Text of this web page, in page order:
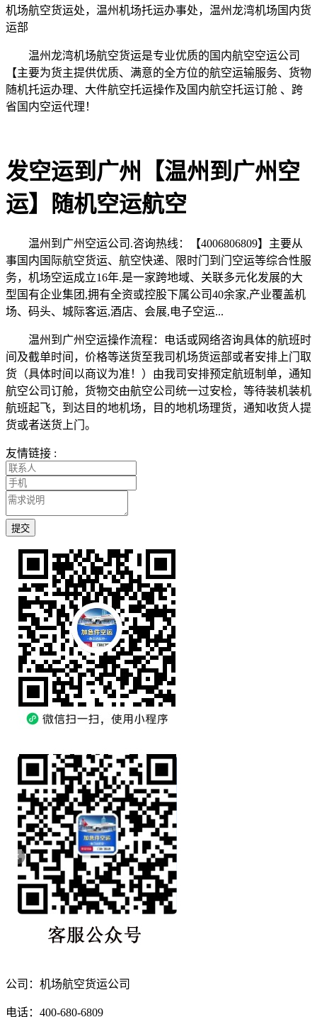
机场航空货运处，温州机场托运办事处，温州龙湾机场国内货
运部
温州龙湾机场航空货运是专业优质的国内航空空运公司
【主要为货主提供优质、满意的全方位的航空运输服务、货物
随机托运办理、大件航空托运操作及国内航空托运订舱 、跨
省国内空运代理！
发空运到广州【温州到广州空
运】随机空运航空
温州到广州空运公司.咨询热线：【4006806809】主要从
事国内国际航空货运、航空快递、限时门到门空运等综合性服
务，机场空运成立16年.是一家跨地域、关联多元化发展的大
型国有企业集团,拥有全资或控股下属公司40余家,产业覆盖机
场、码头、城际客运,酒店、会展,电子空运...
温州到广州空运操作流程：电话或网络咨询具体的航班时
间及截单时间，价格等送货至我司机场货运部或者安排上门取
货（具体时间以商议为准！）由我司安排预定航班制单，通知
航空公司订舱，货物交由航空公司统一过安检，等待装机装机
航班起飞，到达目的地机场，目的地机场理货，通知收货人提
货或者送货上门。
友情链接 :
提交
公司：机场航空货运公司
电话：400-680-6809